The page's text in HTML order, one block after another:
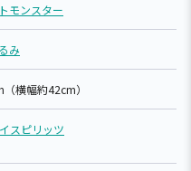
モンスター
み
横幅約42cm）
スピリッツ